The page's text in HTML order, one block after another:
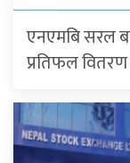
एनएमबि सरल
प्रतिफल वितरण